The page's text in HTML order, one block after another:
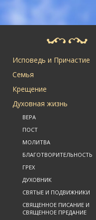
Исповедь и Причастие
Семья
Крещение
Духовная жизнь
ВЕРА
ПОСТ
МОЛИТВА
БЛАГОТВОРИТЕЛЬНОСТЬ
ГРЕХ
ДУХОВНИК
СВЯТЫЕ И ПОДВИЖНИКИ
СВЯЩЕННОЕ ПИСАНИЕ И
СВЯЩЕННОЕ ПРЕДАНИЕ